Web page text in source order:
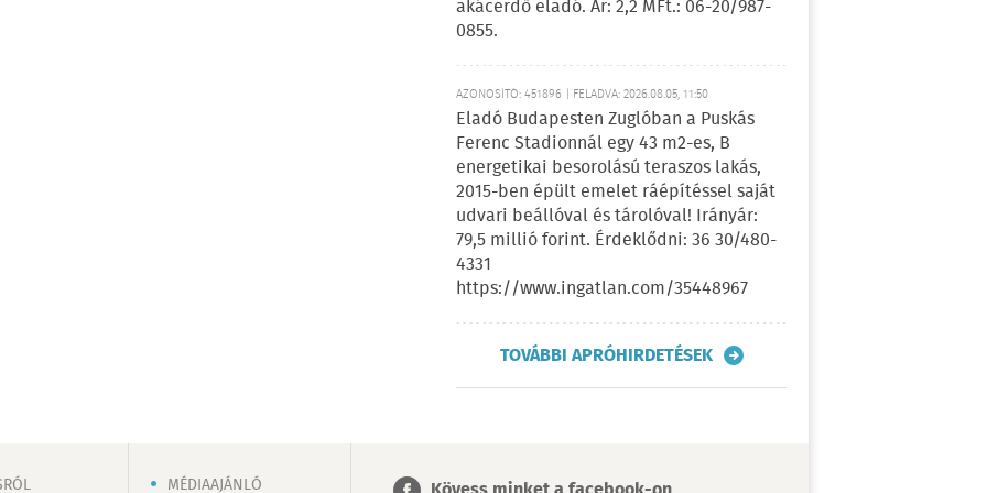
akácerdő eladó. Ár: 2,2 MFt.: 06-20/987-
0855.
AZONOSÍTÓ: 451896 | FELADVA: 2026.08.05, 11:50
Eladó Budapesten Zuglóban a Puskás
Ferenc Stadionnál egy 43 m2-es, B
energetikai besorolású teraszos lakás,
2015-ben épült emelet ráépítéssel saját
udvari beállóval és tárolóval! Irányár:
79,5 millió forint. Érdeklődni: 36 30/480-
4331
https://www.ingatlan.com/35448967
TOVÁBBI APRÓHIRDETÉSEK
MÉDIAAJÁNLÓ